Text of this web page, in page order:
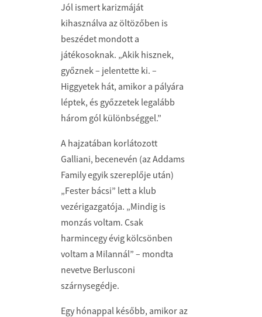
Jól ismert karizmáját
kihasználva az öltözőben is
beszédet mondott a
játékosoknak. „Akik hisznek,
győznek – jelentette ki. –
Higgyetek hát, amikor a pályára
léptek, és győzzetek legalább
három gól különbséggel.”
A hajzatában korlátozott
Galliani, becenevén (az Addams
Family egyik szereplője után)
„Fester bácsi” lett a klub
vezérigazgatója. „Mindig is
monzás voltam. Csak
harmincegy évig kölcsönben
voltam a Milannál” – mondta
nevetve Berlusconi
szárnysegédje.
Egy hónappal később, amikor az